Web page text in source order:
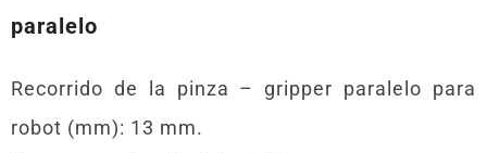
paralelo
Recorrido de la pinza – gripper paralelo para
robot (mm): 13 mm.